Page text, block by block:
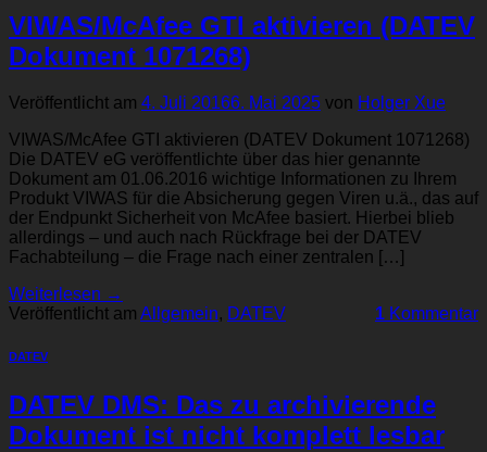
VIWAS/McAfee GTI aktivieren (DATEV
Dokument 1071268)
Veröffentlicht am 4. Juli 20166. Mai 2025 von Holger Xue
VIWAS/McAfee GTI aktivieren (DATEV Dokument 1071268)
Die DATEV eG veröffentlichte über das hier genannte
Dokument am 01.06.2016 wichtige Informationen zu Ihrem
Produkt VIWAS für die Absicherung gegen Viren u.ä., das auf
der Endpunkt Sicherheit von McAfee basiert. Hierbei blieb
allerdings – und auch nach Rückfrage bei der DATEV
Fachabteilung – die Frage nach einer zentralen […]
Weiterlesen →
Veröffentlicht am Allgemein, DATEV 1 Kommentar
DATEV
DATEV DMS: Das zu archivierende
Dokument ist nicht komplett lesbar